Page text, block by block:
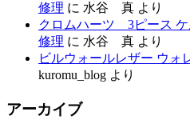
修理 に 水谷 真 より
クロムハーツ 3ピース ケ
修理 に 水谷 真 より
ビルウォールレザー ウォ
kuromu_blog より
アーカイブ